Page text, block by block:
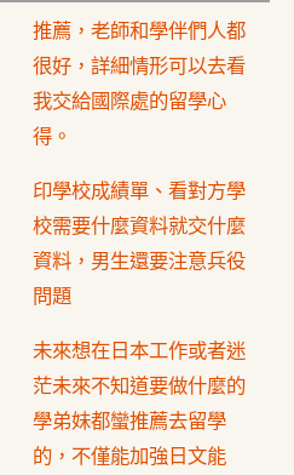
推薦，老師和學伴們人都
很好，詳細情形可以去看
我交給國際處的留學心
得。
印學校成績單、看對方學
校需要什麼資料就交什麼
資料，男生還要注意兵役
問題
未來想在日本工作或者迷
茫未來不知道要做什麼的
學弟妹都蠻推薦去留學
的，不僅能加強日文能